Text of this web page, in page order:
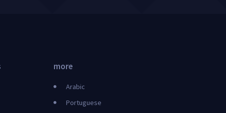
more
Arabic
Portuguese